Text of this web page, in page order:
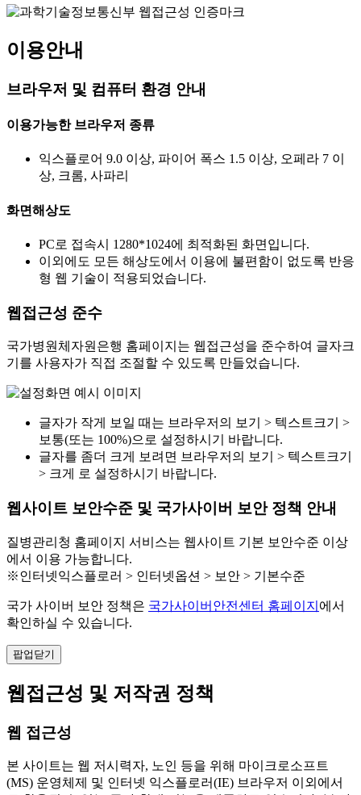
이용안내
브라우저 및 컴퓨터 환경 안내
이용가능한 브라우저 종류
익스플로어 9.0 이상, 파이어 폭스 1.5 이상, 오페라 7 이
상, 크롬, 사파리
화면해상도
PC로 접속시 1280*1024에 최적화된 화면입니다.
이외에도 모든 해상도에서 이용에 불편함이 없도록 반응
형 웹 기술이 적용되었습니다.
웹접근성 준수
국가병원체자원은행 홈페이지는 웹접근성을 준수하여 글자크
기를 사용자가 직접 조절할 수 있도록 만들었습니다.
글자가 작게 보일 때는 브라우저의 보기 > 텍스트크기 >
보통(또는 100%)으로 설정하시기 바랍니다.
글자를 좀더 크게 보려면 브라우저의 보기 > 텍스트크기
> 크게 로 설정하시기 바랍니다.
웹사이트 보안수준 및 국가사이버 보안 정책 안내
질병관리청 홈페이지 서비스는 웹사이트 기본 보안수준 이상
에서 이용 가능합니다.
※인터넷익스플로러 > 인터넷옵션 > 보안 > 기본수준
국가 사이버 보안 정책은 국가사이버안전센터 홈페이지 에서
확인하실 수 있습니다.
팝업닫기
웹접근성 및 저작권 정책
웹 접근성
본 사이트는 웹 저시력자, 노인 등을 위해 마이크로소프트
(MS) 운영체제 및 인터넷 익스플로러(IE) 브라우저 이외에서